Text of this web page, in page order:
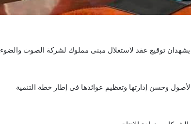
يشهدان توقيع عقد لاستغلال مبنى مملوك لشركة الصوت والضوء
وحسن إدارتها وتعظيم عوائدها فى إطار خطة التنمية